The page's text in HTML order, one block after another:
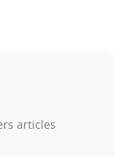
articles